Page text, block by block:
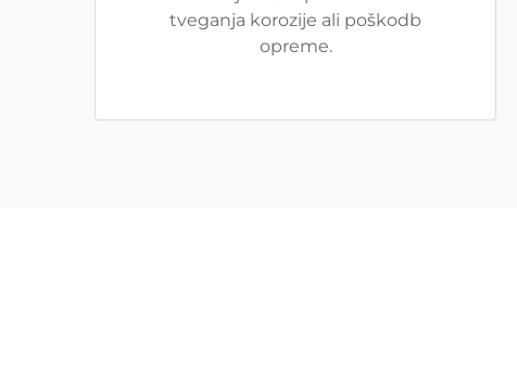
tveganja korozije ali poškodb
opreme.